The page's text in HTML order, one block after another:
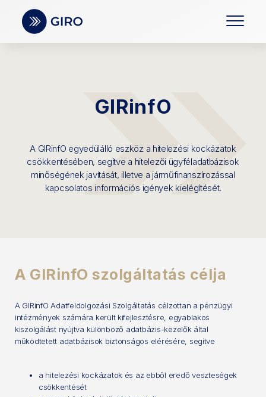
GIRinfO
A GIRinfO egyedülálló eszköz a hitelezési kockázatok
csökkentésében, segítve a hitelezői ügyféladatbázisok
minőségének javítását, illetve a járműfinanszírozással
kapcsolatos információs igények kielégítését.
A GIRinfO szolgáltatás célja
A GIRinfO Adatfeldolgozási Szolgáltatás célzottan a pénzügyi
intézmények számára került kifejlesztésre, egyablakos
kiszolgálást nyújtva különböző adatbázis-kezelők által
működtetett adatbázisok biztonságos elérésére, segítve
a hitelezési kockázatok és az ebből eredő veszteségek
csökkentését